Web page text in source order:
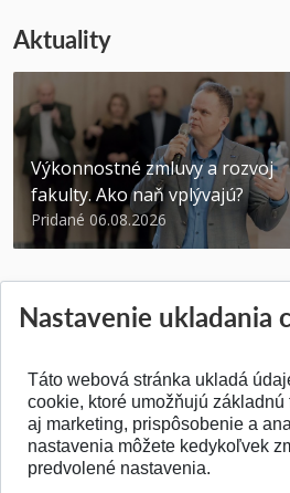
Aktuality
Výkonnostné zmluvy a rozvoj
fakulty. Ako naň vplývajú?
Pridané 06.08.2026
SPÄŤ NA
Nastavenie ukladania
Táto webová stránka ukladá
cookie, ktoré umožňujú
aj marketing, prispôsobenie a
nastavenia môžete kedykoľvek
predvolené nastavenia.